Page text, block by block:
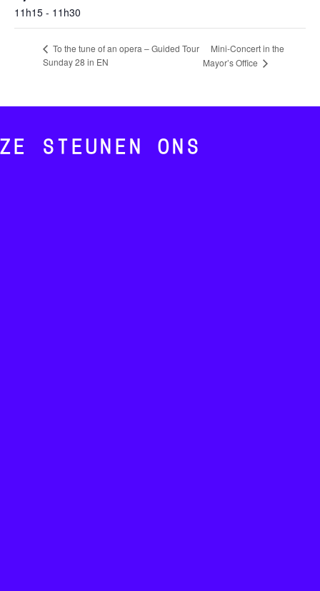
11h15 - 11h30
To the tune of an opera – Guided Tour
Sunday 28 in EN
Mini-Concert in the
Mayor’s Office
ZE STEUNEN ONS